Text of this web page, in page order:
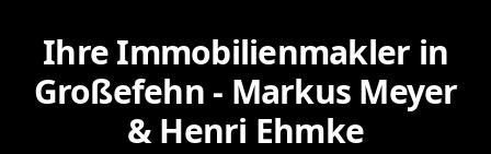
Ihre Immobilienmakler in
Großefehn - Markus Meyer
& Henri Ehmke